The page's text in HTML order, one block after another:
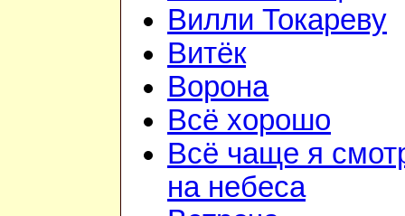
Вилли Токареву
Витёк
Ворона
Всё хорошо
Всё чаще я
на небеса